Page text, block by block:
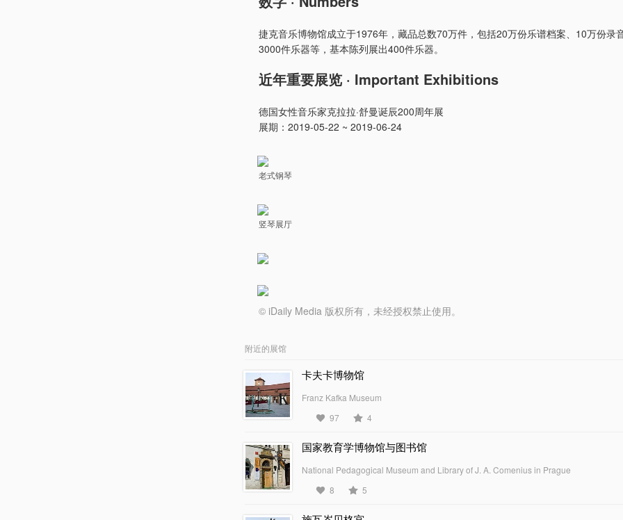
捷克音乐博物馆成立于1976年，藏品总数70万件，包括20万份乐谱档案、10万份录音
3000件乐器等，基本陈列展出400件乐器。
近年重要展览 · Important Exhibitions
德国女性音乐家克拉拉·舒曼诞辰200周年展
展期：2019-05-22 ~ 2019-06-24
老式钢琴
竖琴展厅
© iDaily Media 版权所有，未经授权禁止使用。
附近的展馆
卡夫卡博物馆
Franz Kafka Museum
97
4
国家教育学博物馆与图书馆
National Pedagogical Museum and Library of J. A. Comenius in Prague
8
5